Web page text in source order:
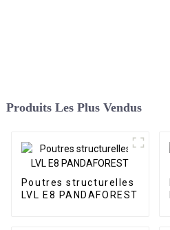
Produits Les Plus Vendus
Poutres structurelles
LVL E8 PANDAFOREST